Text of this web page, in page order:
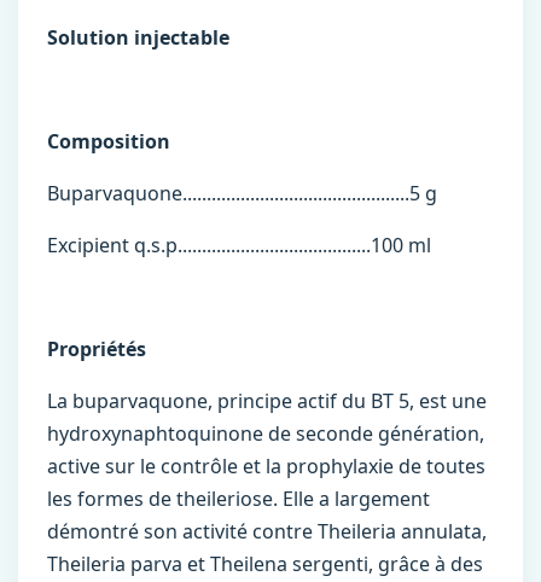
Solution injectable
Composition
Buparvaquone...............................................5 g
Excipient q.s.p........................................100 ml
Propriétés
La buparvaquone, principe actif du BT 5, est une
hydroxynaphtoquinone de seconde génération,
active sur le contrôle et la prophylaxie de toutes
les formes de theileriose. Elle a largement
démontré son activité contre Theileria annulata,
Theileria parva et Theilena sergenti, grâce à des